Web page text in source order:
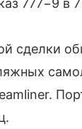
сделки